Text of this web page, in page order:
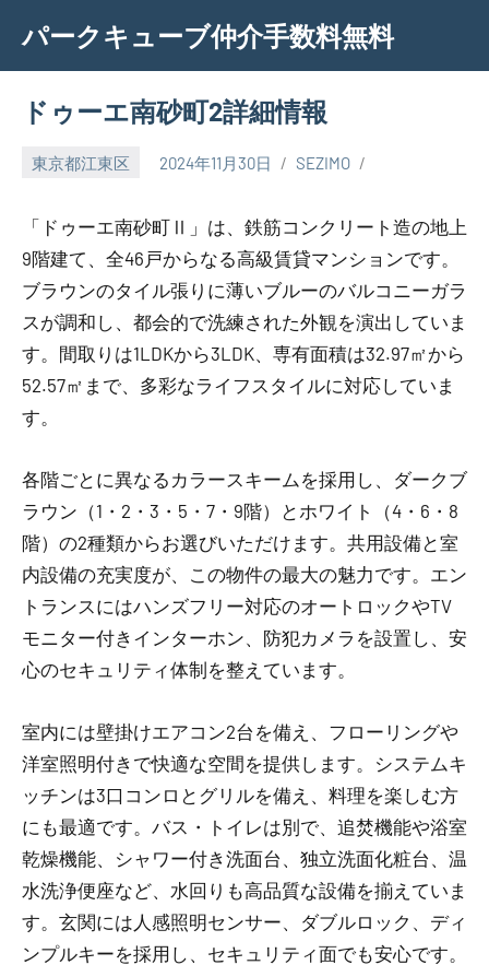
content
パークキューブ仲介手数料無料
ドゥーエ南砂町2詳細情報
東京都江東区 2024年11月30日 SEZIMO
「ドゥーエ南砂町Ⅱ」は、鉄筋コンクリート造の地上
9階建て、全46戸からなる高級賃貸マンションです。
ブラウンのタイル張りに薄いブルーのバルコニーガラ
スが調和し、都会的で洗練された外観を演出していま
す。間取りは1LDKから3LDK、専有面積は32.97㎡から
52.57㎡まで、多彩なライフスタイルに対応していま
す。
各階ごとに異なるカラースキームを採用し、ダークブ
ラウン（1・2・3・5・7・9階）とホワイト（4・6・8
階）の2種類からお選びいただけます。共用設備と室
内設備の充実度が、この物件の最大の魅力です。エン
トランスにはハンズフリー対応のオートロックやTV
モニター付きインターホン、防犯カメラを設置し、安
心のセキュリティ体制を整えています。
室内には壁掛けエアコン2台を備え、フローリングや
洋室照明付きで快適な空間を提供します。システムキ
ッチンは3口コンロとグリルを備え、料理を楽しむ方
にも最適です。バス・トイレは別で、追焚機能や浴室
乾燥機能、シャワー付き洗面台、独立洗面化粧台、温
水洗浄便座など、水回りも高品質な設備を揃えていま
す。玄関には人感照明センサー、ダブルロック、ディ
ンプルキーを採用し、セキュリティ面でも安心です。